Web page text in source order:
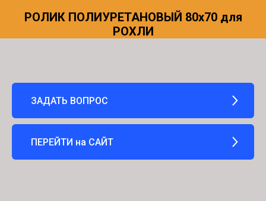
РОЛИК ПОЛИУРЕТАНОВЫЙ 80х70 для
РОХЛИ
ЗАДАТЬ ВОПРОС
ПЕРЕЙТИ на САЙТ